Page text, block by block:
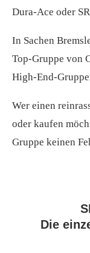
Dura-Ace oder
In Sachen
Top-Gruppe von
High-End-
Wer einen
oder kaufen
Gruppe keinen
Die